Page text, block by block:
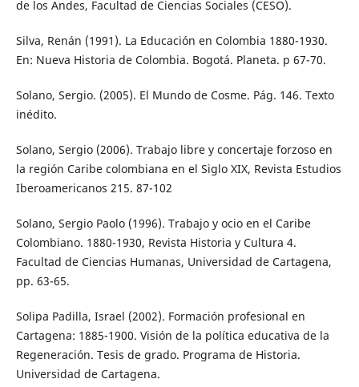
de los Andes, Facultad de Ciencias Sociales (CESO).
Silva, Renán (1991). La Educación en Colombia 1880-1930.
En: Nueva Historia de Colombia. Bogotá. Planeta. p 67-70.
Solano, Sergio. (2005). El Mundo de Cosme. Pág. 146. Texto
inédito.
Solano, Sergio (2006). Trabajo libre y concertaje forzoso en
la región Caribe colombiana en el Siglo XIX, Revista Estudios
Iberoamericanos 215. 87-102
Solano, Sergio Paolo (1996). Trabajo y ocio en el Caribe
Colombiano. 1880-1930, Revista Historia y Cultura 4.
Facultad de Ciencias Humanas, Universidad de Cartagena,
pp. 63-65.
Solipa Padilla, Israel (2002). Formación profesional en
Cartagena: 1885-1900. Visión de la política educativa de la
Regeneración. Tesis de grado. Programa de Historia.
Universidad de Cartagena.